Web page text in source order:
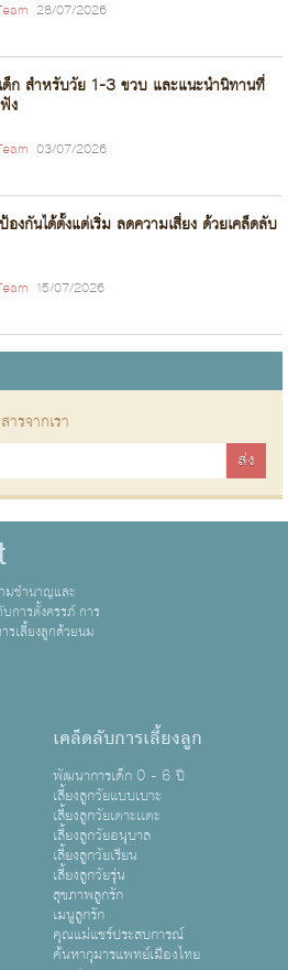
28/07/2026
ด็ก สำหรับวัย 1-3 ขวบ และแนะนำนิทานที่
ง
03/07/2026
งกันได้ตั้งแต่เริ่ม ลดความเสี่ยง ด้วยเคล็ดลับ
15/07/2026
รจากเรา
มชำนาญและ
การตั้งครรภ์ การ
รเลี้ยงลูกด้วยนม
เคล็ดลับการเลี้ยงลูก
พัฒนาการเด็ก 0 - 6 ปี
เลี้ยงลูกวัยแบบเบาะ
เลี้ยงลูกวัยเตาะเเตะ
เลี้ยงลูกวัยอนุบาล
เลี้ยงลูกวัยเรียน
เลี้ยงลูกวัยรุ่น
สุขภาพลูกรัก
เมนูลูกรัก
คุณแม่แชร์ประสบการณ์
ค้นหากุมารแพทย์เมืองไทย